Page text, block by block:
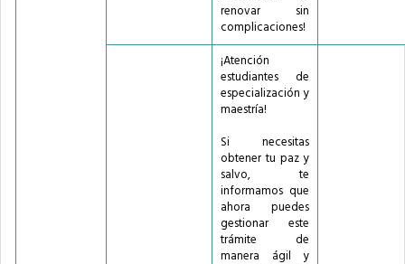
renovar sin
complicaciones!
¡Atención
estudiantes de
especialización y
maestría!
Si necesitas
obtener tu paz y
salvo, te
informamos que
ahora puedes
gestionar este
trámite de
manera ágil y